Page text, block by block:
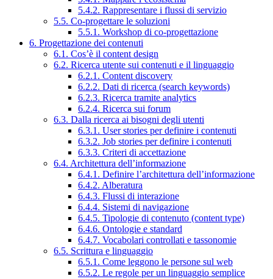
5.4.2. Rappresentare i flussi di servizio
5.5. Co-progettare le soluzioni
5.5.1. Workshop di co-progettazione
6. Progettazione dei contenuti
6.1. Cos’è il content design
6.2. Ricerca utente sui contenuti e il linguaggio
6.2.1. Content discovery
6.2.2. Dati di ricerca (search keywords)
6.2.3. Ricerca tramite analytics
6.2.4. Ricerca sui forum
6.3. Dalla ricerca ai bisogni degli utenti
6.3.1. User stories per definire i contenuti
6.3.2. Job stories per definire i contenuti
6.3.3. Criteri di accettazione
6.4. Architettura dell’informazione
6.4.1. Definire l’architettura dell’informazione
6.4.2. Alberatura
6.4.3. Flussi di interazione
6.4.4. Sistemi di navigazione
6.4.5. Tipologie di contenuto (content type)
6.4.6. Ontologie e standard
6.4.7. Vocabolari controllati e tassonomie
6.5. Scrittura e linguaggio
6.5.1. Come leggono le persone sul web
6.5.2. Le regole per un linguaggio semplice